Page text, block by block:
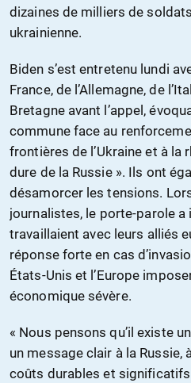
dizaines de milliers de
ukrainienne.
Biden s’est entretenu lundi
France, de l’Allemagne, de
Bretagne avant l’appel,
commune face au
frontières de l’Ukraine et à la
dure de la Russie ». Ils ont
désamorcer les tensions.
journalistes, le porte-parole a
travaillaient avec leurs alliés
réponse forte en cas
États-Unis et l’Europe
économique sévère.
« Nous pensons qu’il existe
un message clair à la Russie,
coûts durables et significatifs